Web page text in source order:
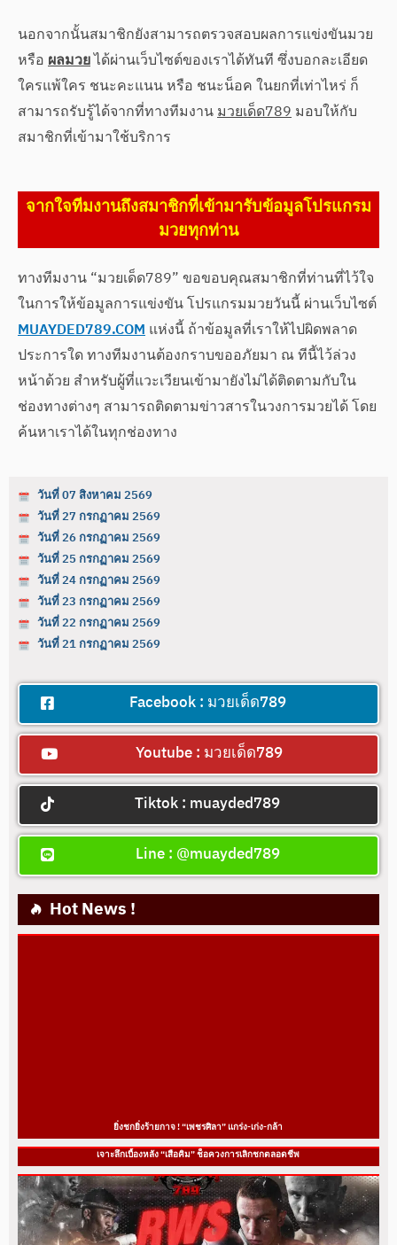
นอกจากนั้นสมาชิกยังสามารถตรวจสอบผลการแข่งขันมวย
หรือผลมวยได้ผ่านเว็บไซต์ของเราได้ทันที ซึ่งบอกละเอียด
ใครแพ้ใคร ชนะคะแนน หรือ ชนะน็อค ในยกที่เท่าไหร่ ก็
สามารถรับรู้ได้จากที่ทางทีมงานมวยเด็ด789มอบให้กับ
สมาชิกที่เข้ามาใช้บริการ
จากใจทีมงานถึงสมาชิกที่เข้ามารับข้อมูลโปรแกรม
มวยทุกท่าน
ทางทีมงาน “มวยเด็ด789” ขอขอบคุณสมาชิกที่ท่านที่ไว้ใจ
ในการให้ข้อมูลการแข่งขัน โปรแกรมมวยวันนี้ ผ่านเว็บไซต์
MUAYDED789.COMแห่งนี้ ถ้าข้อมูลที่เราให้ไปผิดพลาด
ประการใด ทางทีมงานต้องกราบขออภัยมา ณ ทีนี้ไว้ล่วง
หน้าด้วย สำหรับผู้ที่แวะเวียนเข้ามายังไม่ได้ติดตามกับใน
ช่องทางต่างๆ สามารถติดตามข่าวสารในวงการมวยได้ โดย
ค้นหาเราได้ในทุกช่องทาง
วันที่ 07 สิงหาคม 2569
วันที่ 27 กรกฏาคม 2569
วันที่ 26 กรกฏาคม 2569
วันที่ 25 กรกฏาคม 2569
วันที่ 24 กรกฏาคม 2569
วันที่ 23 กรกฏาคม 2569
วันที่ 22 กรกฏาคม 2569
วันที่ 21 กรกฏาคม 2569
Facebook : มวยเด็ด789
Youtube : มวยเด็ด789
Tiktok : muayded789
Line : @muayded789
Hot News !
ยิ่งชกยิ่งร้ายกาจ ! “เพชรศิลา” แกร่ง-เก่ง-กล้า
เจาะลึกเบื้องหลัง “เสือคิม” ช็อควงการเลิกชกตลอดชีพ